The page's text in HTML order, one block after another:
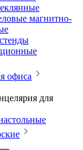
магнитно-
офиса
для